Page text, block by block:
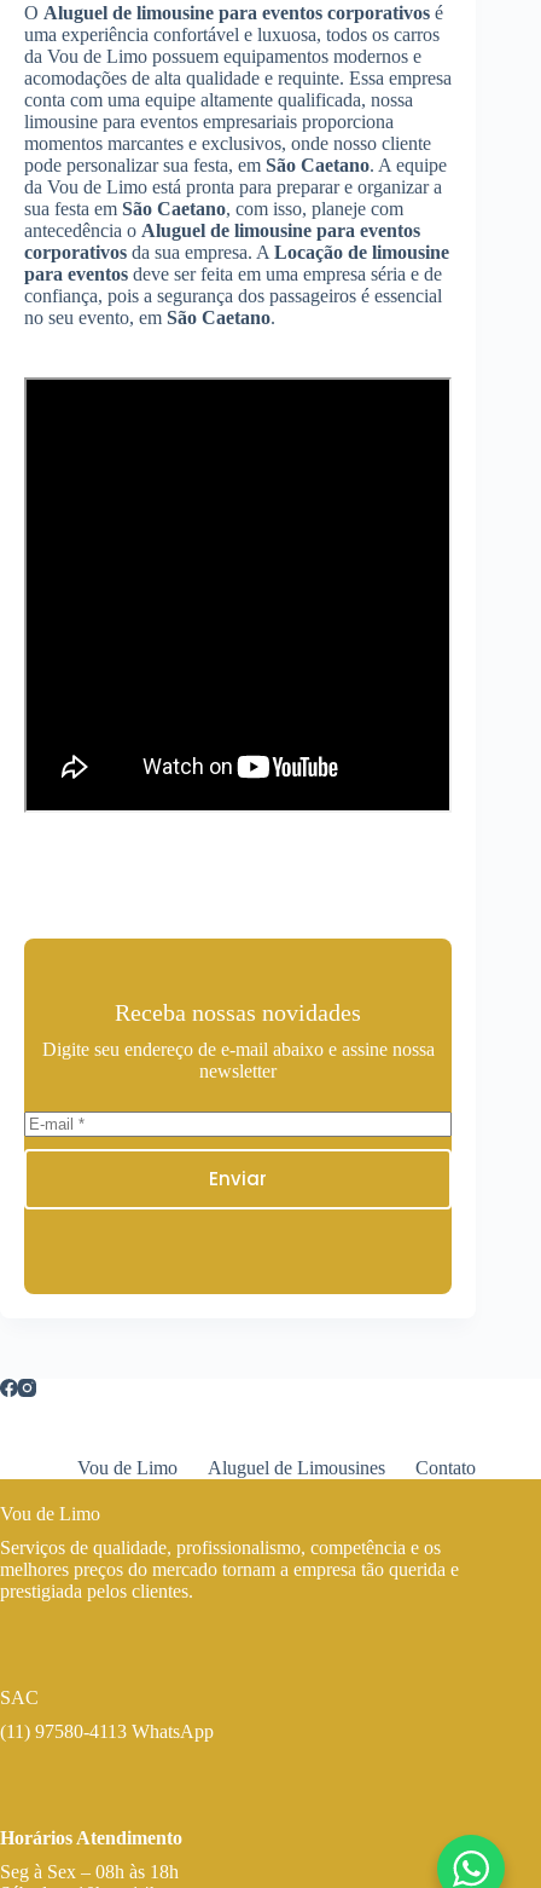
O Aluguel de limousine para eventos corporativos é
uma experiência confortável e luxuosa, todos os carros
da Vou de Limo possuem equipamentos modernos e
acomodações de alta qualidade e requinte. Essa empresa
conta com uma equipe altamente qualificada, nossa
limousine para eventos empresariais proporciona
momentos marcantes e exclusivos, onde nosso cliente
pode personalizar sua festa, em São Caetano. A equipe
da Vou de Limo está pronta para preparar e organizar a
sua festa em São Caetano, com isso, planeje com
antecedência o Aluguel de limousine para eventos
corporativos da sua empresa. A Locação de limousine
para eventos deve ser feita em uma empresa séria e de
confiança, pois a segurança dos passageiros é essencial
no seu evento, em São Caetano.
Receba nossas novidades
Digite seu endereço de e-mail abaixo e assine nossa
newsletter
Enviar
Vou de Limo Aluguel de Limousines Contato
Vou de Limo
Serviços de qualidade, profissionalismo, competência e os
melhores preços do mercado tornam a empresa tão querida e
prestigiada pelos clientes.
SAC
(11) 97580-4113 WhatsApp
Horários Atendimento
Seg à Sex – 08h às 18h